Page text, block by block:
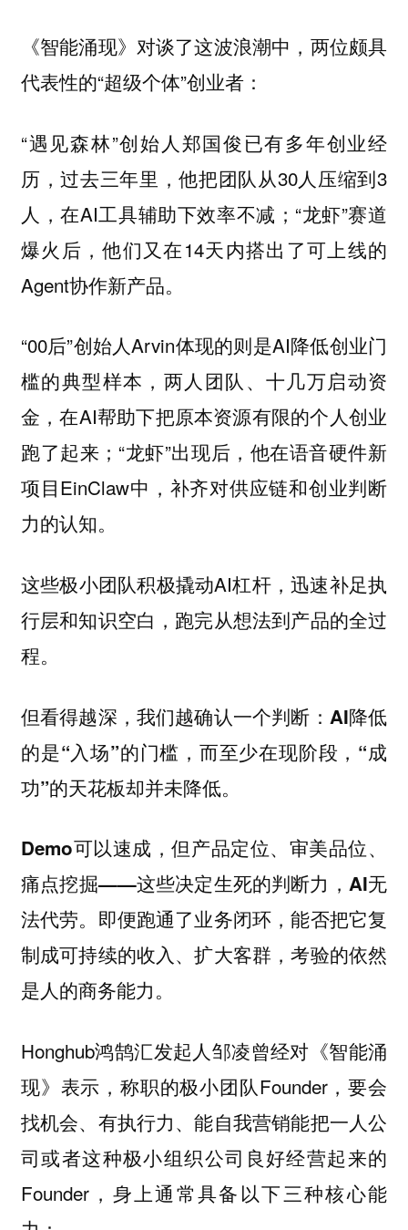
《智能涌现》对谈了这波浪潮中，两位颇具
代表性的“超级个体”创业者：
“遇见森林”创始人郑国俊已有多年创业经
历，过去三年里，他把团队从30人压缩到3
人，在AI工具辅助下效率不减；“龙虾”赛道
爆火后，他们又在14天内搭出了可上线的
Agent协作新产品。
“00后”创始人Arvin体现的则是AI降低创业门
槛的典型样本，两人团队、十几万启动资
金，在AI帮助下把原本资源有限的个人创业
跑了起来；“龙虾”出现后，他在语音硬件新
项目EinClaw中，补齐对供应链和创业判断
力的认知。
这些极小团队积极撬动AI杠杆，迅速补足执
行层和知识空白，跑完从想法到产品的全过
程。
但看得越深，我们越确认一个判断： AI降低
的是“入场”的门槛，而至少在现阶段，“成
功”的天花板却并未降低。
Demo可以速成，但产品定位、审美品位、
痛点挖掘——这些决定生死的判断力，AI无
法代劳。即便跑通了业务闭环，能否把它复
制成可持续的收入、扩大客群，考验的依然
是人的商务能力。
Honghub鸿鹄汇发起人邹凌曾经对《智能涌
现》表示，称职的极小团队Founder，要会
找机会、有执行力、能自我营销能把一人公
司或者这种极小组织公司良好经营起来的
Founder，身上通常具备以下三种核心能